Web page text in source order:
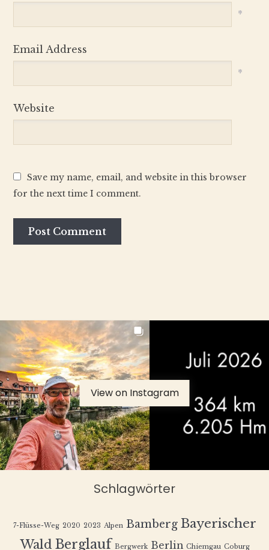
*
Email Address
*
Website
Save my name, email, and website in this browser
for the next time I comment.
View on Instagram
Schlagwörter
7-Flüsse-Weg 2020 2023 Alpen Bamberg Bayerischer
Wald Berglauf Bergwerk Berlin Chiemgau Coburg